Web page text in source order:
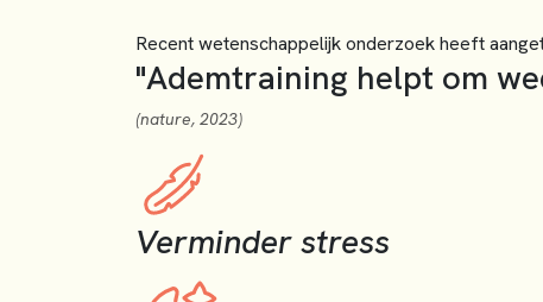
Recent wetenschappelijk onderzoek heeft
"Ademtraining helpt om
(nature, 2023)
Verminder stress